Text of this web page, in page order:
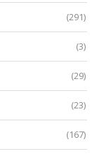
(291)
(3)
(29)
(23)
(167)